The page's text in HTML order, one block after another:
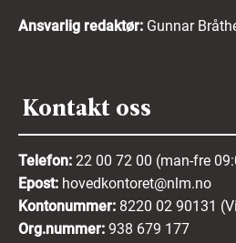
Ansvarlig redaktør: Gunnar
Kontakt oss
Telefon: 22 00 72 00 (man-fre
Epost: hovedkontoret@nlm.no
Kontonummer: 8220 02 90131
Org.nummer: 938 679 177